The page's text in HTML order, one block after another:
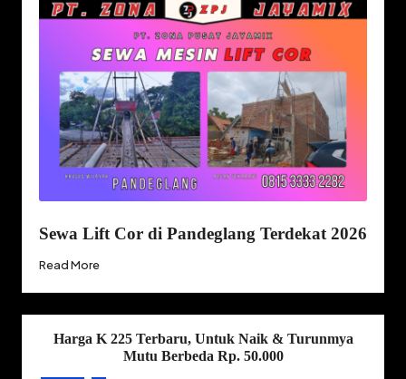
Sewa Lift Cor di Pandeglang Terdekat 2026
Read More
Harga K 225 Terbaru, Untuk Naik & Turunmya
Mutu Berbeda Rp. 50.000